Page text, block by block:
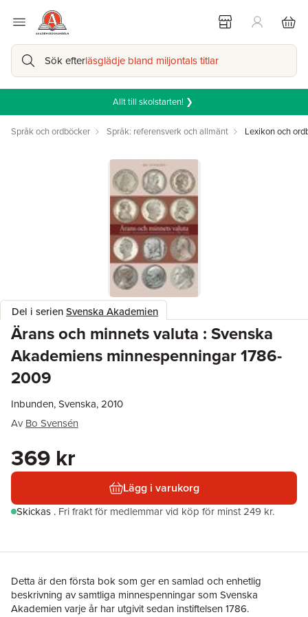
Sök efterläsglädje bland miljontals titlar
Allt till skolstarten! ❯
Språk och ordböcker Språk: referensverk och allmänt Lexikon och
Del i serienSvenska Akademien
Ärans och minnets valuta : Svenska
Akademiens minnespenningar 1786-
2009
Inbunden, Svenska, 2010
Av Bo Svensén
369 kr
Lägg i varukorg
Skickas . Fri frakt för medlemmar vid köp för minst 249 kr.
Detta är den första bok som ger en samlad och enhetlig
beskrivning av samtliga minnespenningar som Svenska
Akademien varje år har utgivit sedan instiftelsen 1786.